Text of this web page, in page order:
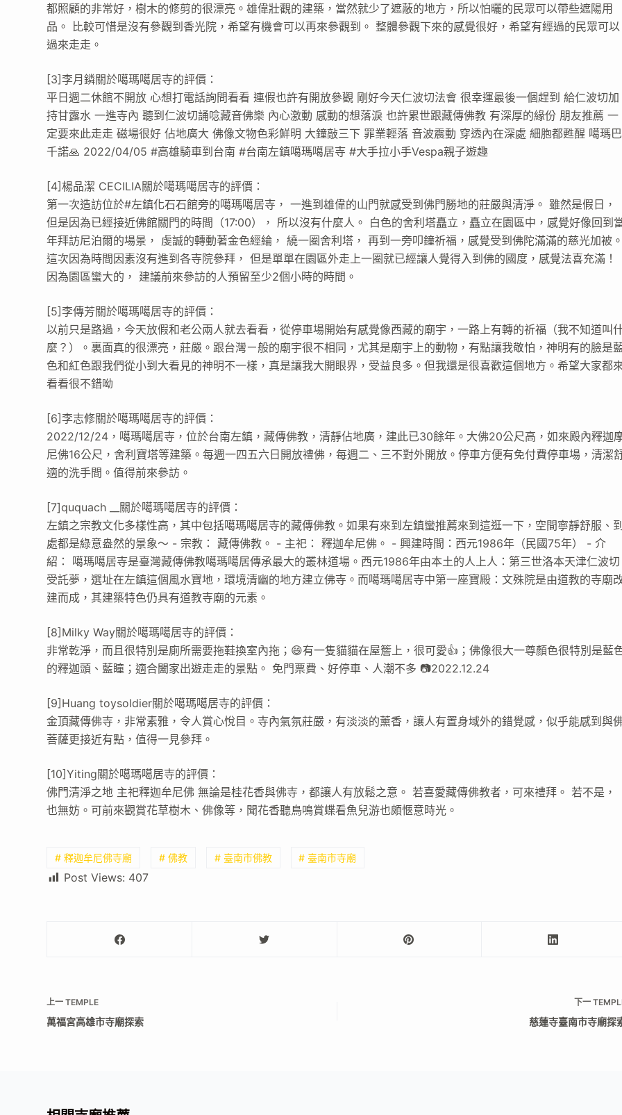
都照顧的非常好，樹木的修剪的很漂亮。雄偉壯觀的建築，當然就少了遮蔽的地方，所以怕曬的民眾可以帶些遮陽用
品。 比較可惜是沒有參觀到香光院，希望有機會可以再來參觀到。 整體參觀下來的感覺很好，希望有經過的民眾可以
過來走走。
[3]李月鏻關於噶瑪噶居寺的評價：
平日週二休館不開放 心想打電話詢問看看 連假也許有開放參觀 剛好今天仁波切法會 很幸運最後一個趕到 給仁波切加
持甘露水 一進寺內 聽到仁波切誦唸藏音佛樂 內心激動 感動的想落淚 也許累世跟藏傳佛教 有深厚的緣份 朋友推薦 一
定要來此走走 磁場很好 佔地廣大 佛像文物色彩鮮明 大鐘敲三下 罪業輕落 音波震動 穿透內在深處 細胞都甦醒 噶瑪巴
千諾🙏 2022/04/05 #高雄騎車到台南 #台南左鎮噶瑪噶居寺 #大手拉小手Vespa親子遊趣
[4]楊品潔 CECILIA關於噶瑪噶居寺的評價：
第一次造訪位於#左鎮化石石館旁的噶瑪噶居寺， 一進到雄偉的山門就感受到佛門勝地的莊嚴與清淨。 雖然是假日，
但是因為已經接近佛館關門的時間（17:00）， 所以沒有什麼人。 白色的舍利塔矗立，矗立在園區中，感覺好像回到
年拜訪尼泊爾的場景， 虔誠的轉動著金色經綸， 繞一圈舍利塔， 再到一旁叩鐘祈福，感覺受到佛陀滿滿的慈光加被
這次因為時間因素沒有進到各寺院參拜， 但是單單在園區外走上一圈就已經讓人覺得入到佛的國度，感覺法喜充滿！
因為園區蠻大的， 建議前來參訪的人預留至少2個小時的時間。
[5]李傳芳關於噶瑪噶居寺的評價：
以前只是路過，今天放假和老公兩人就去看看，從停車場開始有感覺像西藏的廟宇，一路上有轉的祈福（我不知道叫
麼？）。裏面真的很漂亮，莊嚴。跟台灣ㄧ般的廟宇很不相同，尤其是廟宇上的動物，有點讓我敬怕，神明有的臉是
色和紅色跟我們從小到大看見的神明不一樣，真是讓我大開眼界，受益良多。但我還是很喜歡這個地方。希望大家都
看看很不錯呦
[6]李志修關於噶瑪噶居寺的評價：
2022/12/24，噶瑪噶居寺，位於台南左鎮，藏傳佛教，清靜佔地廣，建此已30餘年。大佛20公尺高，如來殿內釋迦
尼佛16公尺，舍利寶塔等建築。每週一四五六日開放禮佛，每週二、三不對外開放。停車方便有免付費停車場，清潔
適的洗手間。值得前來參訪。
[7]ququach __關於噶瑪噶居寺的評價：
左鎮之宗教文化多樣性高，其中包括噶瑪噶居寺的藏傳佛教。如果有來到左鎮蠻推薦來到這逛一下，空間寧靜舒服、
處都是綠意盎然的景象～ - 宗教： 藏傳佛教。 - 主祀： 釋迦牟尼佛。 - 興建時間：西元1986年（民國75年） - 介
紹： 噶瑪噶居寺是臺灣藏傳佛教噶瑪噶居傳承最大的叢林道場。西元1986年由本土的人上人：第三世洛本天津仁波切
受託夢，選址在左鎮這個風水寶地，環境清幽的地方建立佛寺。而噶瑪噶居寺中第一座寶殿：文殊院是由道教的寺廟
建而成，其建築特色仍具有道教寺廟的元素。
[8]Milky Way關於噶瑪噶居寺的評價：
非常乾淨，而且很特別是廁所需要拖鞋換室內拖；😄有一隻貓貓在屋簷上，很可愛👍；佛像很大一尊顏色很特別是藍
的釋迦頭、藍瞳；適合闔家出遊走走的景點。 免門票費、好停車、人潮不多 📷2022.12.24
[9]Huang toysoldier關於噶瑪噶居寺的評價：
金頂藏傳佛寺，非常素雅，令人賞心悅目。寺內氣氛莊嚴，有淡淡的薰香，讓人有置身域外的錯覺感，似乎能感到與
菩薩更接近有點，值得一見參拜。
[10]Yiting關於噶瑪噶居寺的評價：
佛門清淨之地 主祀釋迦牟尼佛 無論是桂花香與佛寺，都讓人有放鬆之意。 若喜愛藏傳佛教者，可來禮拜。 若不是，
也無妨。可前來觀賞花草樹木、佛像等，聞花香聽鳥鳴賞蝶看魚兒游也頗愜意時光。
# 釋迦牟尼佛寺廟 # 佛教 # 臺南市佛教 # 臺南市寺廟
Post Views: 407
上一TEMPLE
萬福宮高雄市寺廟探索
下一
慈蓮寺臺南市寺廟探